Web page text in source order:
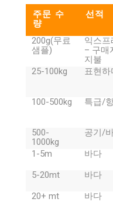
주문 수
량
선적
200g(무료
샘플)
익스프
– 구매
지불
25-100kg
표현하
100-500kg
특급/
500-
1000kg
공기/
1-5m
바다
5-20mt
바다
20+ mt
바다